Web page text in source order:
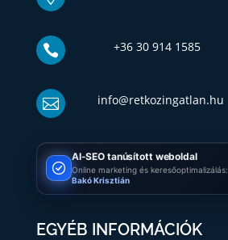
 +36 30 914 1585
 info@retkozingatlan.hu
AI-SEO tanúsított weboldal
Online marketing és keresőoptimalizálás:
Bakó Krisztián
EGYÉB INFORMÁCIÓK